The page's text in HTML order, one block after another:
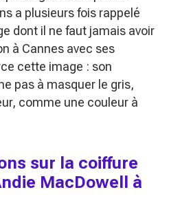
a plusieurs fois rappelé
dont il ne faut jamais avoir
à Cannes avec ses
cette image : son
pas à masquer le gris,
comme une couleur à
sur la coiffure
MacDowell à